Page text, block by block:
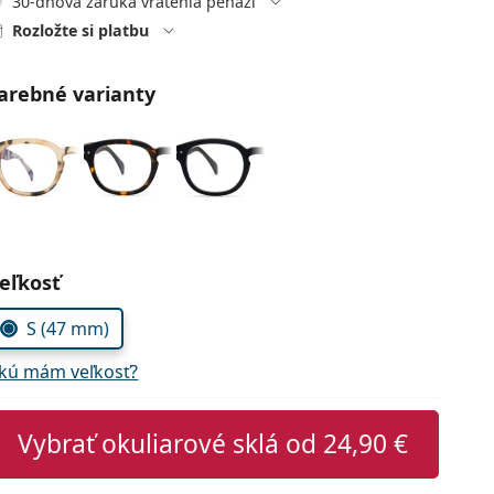
Rozložte si platbu
varianty
parametre
S (47 mm)
mám veľkosť?
Vybrať okuliarové sklá od 24,90 €